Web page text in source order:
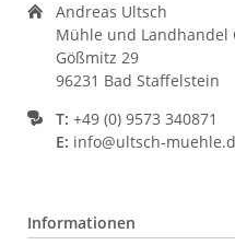
Andreas Ultsch
Mühle und Landhandel
Gößmitz 29
96231 Bad Staffelstein
T: +49 (0) 9573 340871
E: info@ultsch-
Informationen